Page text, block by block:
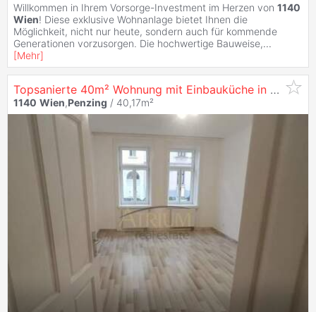
Willkommen in Ihrem Vorsorge-Investment im Herzen von 1140
Wien! Diese exklusive Wohnanlage bietet Ihnen die
Möglichkeit, nicht nur heute, sondern auch für kommende
Generationen vorzusorgen. Die hochwertige Bauweise,...
[Mehr]
Topsanierte 40m² Wohnung mit Einbauküche in
1140
1140 Wien,Penzing / 40,17m²